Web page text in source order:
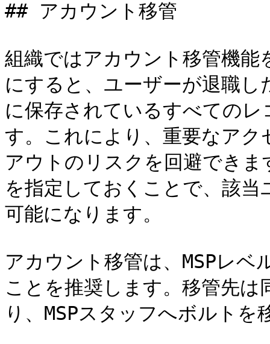
## アカウント移管
組織ではアカウント移管機能
にすると、ユーザーが退職
に保存されているすべての
す。これにより、重要なア
アウトのリスクを回避でき
を指定しておくことで、該
可能になります。
アカウント移管は、MSPレベ
ことを推奨します。移管先は
り、MSPスタッフへボルト